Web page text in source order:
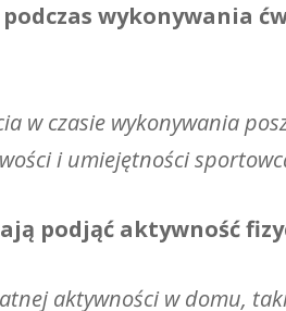
wykonywania
w czasie wykonywania
i umiejętności
podjąć aktywność
aktywności w domu,